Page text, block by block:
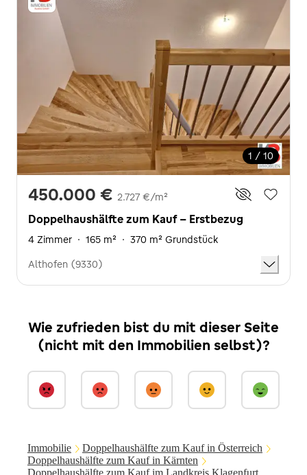
1 / 10
450.000 € 2.727 €/m²
Doppelhaushälfte zum Kauf - Erstbezug
4 Zimmer · 165 m² · 370 m² Grundstück
Althofen (9330)
Wie zufrieden bist du mit dieser Seite
(nicht mit den Immobilien selbst)?
Immobilie
Doppelhaushälfte zum Kauf in Österreich
Doppelhaushälfte zum Kauf in Kärnten
Doppelhaushälfte zum Kauf im Landkreis Klagenfurt